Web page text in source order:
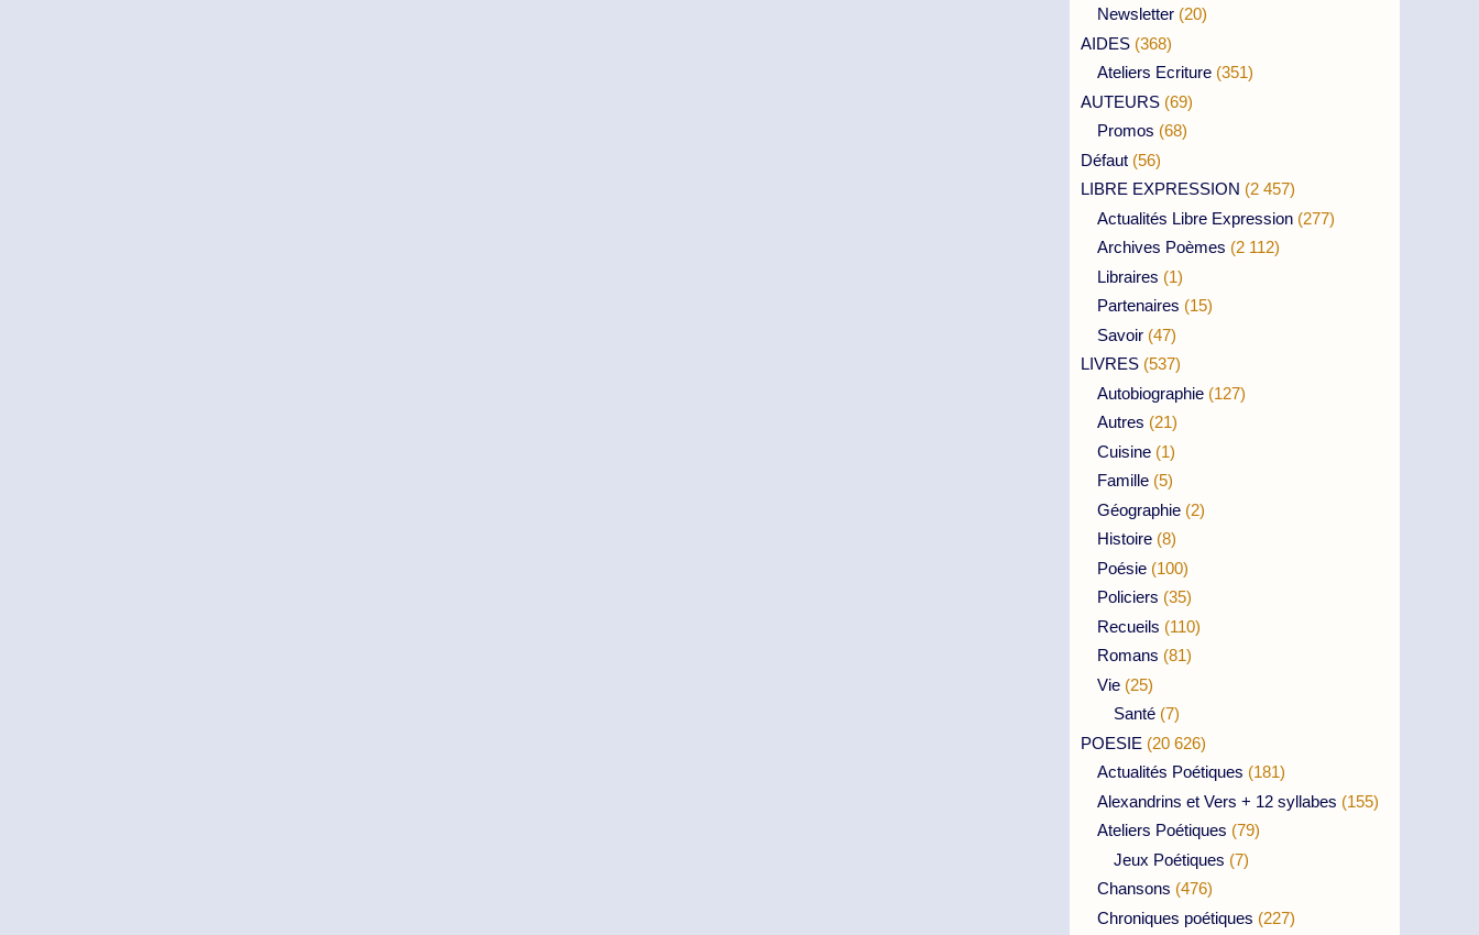
Newsletter (20)
AIDES (368)
Ateliers Ecriture (351)
AUTEURS (69)
Promos (68)
Défaut (56)
LIBRE EXPRESSION (2 457)
Actualités Libre Expression (277)
Archives Poèmes (2 112)
Libraires (1)
Partenaires (15)
Savoir (47)
LIVRES (537)
Autobiographie (127)
Autres (21)
Cuisine (1)
Famille (5)
Géographie (2)
Histoire (8)
Poésie (100)
Policiers (35)
Recueils (110)
Romans (81)
Vie (25)
Santé (7)
POESIE (20 626)
Actualités Poétiques (181)
Alexandrins et Vers + 12 syllabes (155)
Ateliers Poétiques (79)
Jeux Poétiques (7)
Chansons (476)
Chroniques poétiques (227)